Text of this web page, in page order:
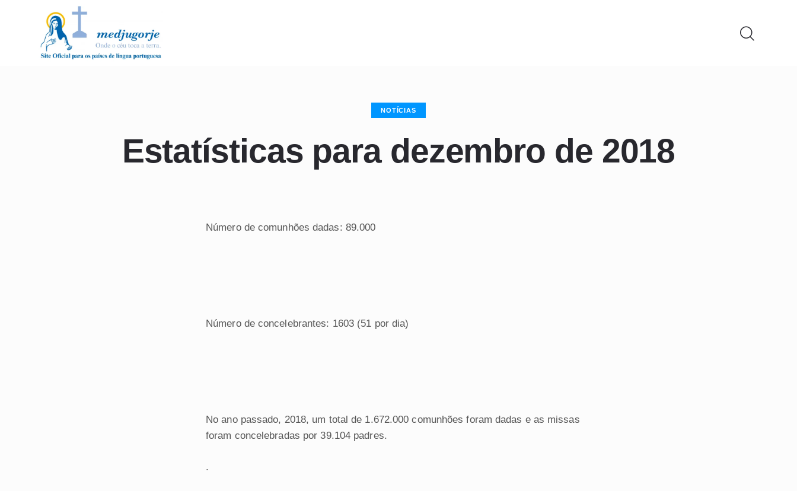
NOTÍCIAS
Estatísticas para dezembro de 2018
Número de comunhões dadas: 89.000
Número de concelebrantes: 1603 (51 por dia)
No ano passado, 2018, um total de 1.672.000 comunhões foram dadas e as missas
foram concelebradas por 39.104 padres.
.